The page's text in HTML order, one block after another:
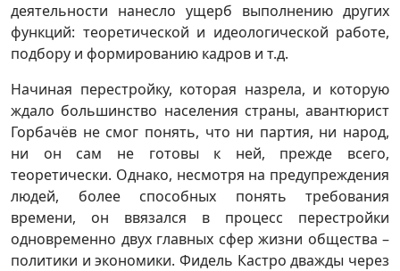
деятельности нанесло ущерб выполнению других
функций: теоретической и идеологической работе,
подбору и формированию кадров и т.д.
Начиная перестройку, которая назрела, и которую
ждало большинство населения страны, авантюрист
Горбачёв не смог понять, что ни партия, ни народ,
ни он сам не готовы к ней, прежде всего,
теоретически. Однако, несмотря на предупреждения
людей, более способных понять требования
времени, он ввязался в процесс перестройки
одновременно двух главных сфер жизни общества –
политики и экономики. Фидель Кастро дважды через